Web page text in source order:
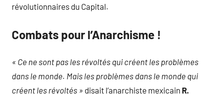
révolutionnaires du Capital.
_
Combats pour l’Anarchisme !
« Ce ne sont pas les révoltés qui créent les problèmes
dans le monde. Mais les problèmes dans le monde qui
créent les révoltés » disait l’anarchiste mexicain R.